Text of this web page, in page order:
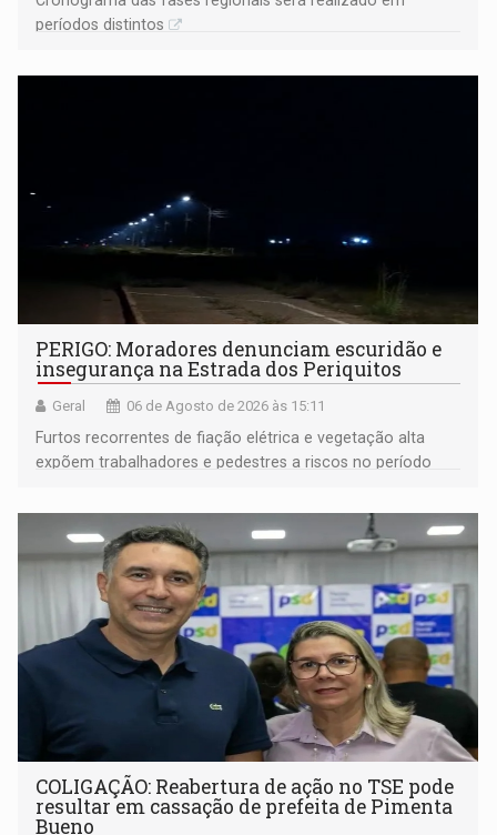
períodos distintos
PERIGO: Moradores denunciam escuridão e
insegurança na Estrada dos Periquitos
Geral 06 de Agosto de 2026 às 15:11
Furtos recorrentes de fiação elétrica e vegetação alta
expõem trabalhadores e pedestres a riscos no período
COLIGAÇÃO: Reabertura de ação no TSE pode
resultar em cassação de prefeita de Pimenta
Bueno